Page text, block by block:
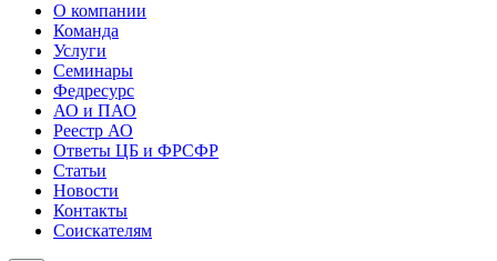
О компании
Команда
Услуги
Семинары
Федресурс
АО и ПАО
Реестр АО
Ответы ЦБ и ФРСФР
Статьи
Новости
Контакты
Соискателям